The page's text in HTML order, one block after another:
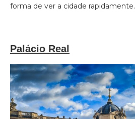
forma de ver a cidade rapidamente.
Palácio Real